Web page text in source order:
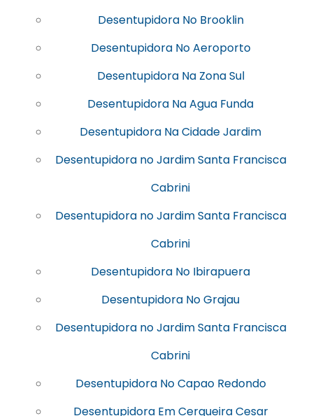
Desentupidora No Brooklin
Desentupidora No Aeroporto
Desentupidora Na Zona Sul
Desentupidora Na Agua Funda
Desentupidora Na Cidade Jardim
Desentupidora no Jardim Santa Francisca
Cabrini
Desentupidora no Jardim Santa Francisca
Cabrini
Desentupidora No Ibirapuera
Desentupidora No Grajau
Desentupidora no Jardim Santa Francisca
Cabrini
Desentupidora No Capao Redondo
Desentupidora Em Cerqueira Cesar